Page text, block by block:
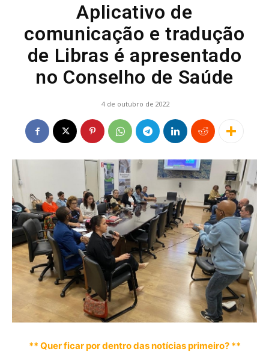
Aplicativo de
comunicação e tradução
de Libras é apresentado
no Conselho de Saúde
4 de outubro de 2022
** Quer ficar por dentro das notícias primeiro? **